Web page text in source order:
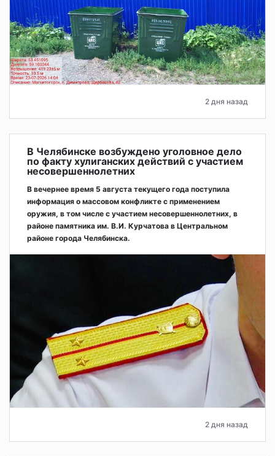
2 дня назад
В Челябинске возбуждено уголовное дело
по факту хулиганских действий с участием
несовершеннолетних
В вечернее время 5 августа текущего года поступила
информация о массовом конфликте с применением
оружия, в том числе с участием несовершеннолетних, в
районе памятника им. В.И. Курчатова в Центральном
районе города Челябинска.
2 дня назад